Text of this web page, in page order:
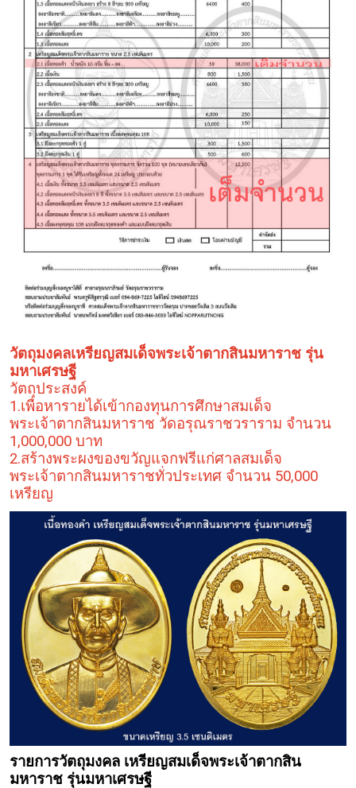
วัตถุมงคลเหรียญสมเด็จพระเจ้าตากสินมหาราช รุ่น
มหาเศรษฐี
วัตถุประสงค์
1.เพื่อหารายได้เข้ากองทุนการศึกษาสมเด็จ
พระเจ้าตากสินมหาราช วัดอรุณราชวราราม จำนวน
1,000,000 บาท
2.สร้างพระผงของขวัญแจกฟรีแก่ศาลสมเด็จ
พระเจ้าตากสินมหาราชทั่วประเทศ จำนวน 50,000
เหรียญ
รายการวัตถุมงคล เหรียญสมเด็จพระเจ้าตากสิน
มหาราช รุ่นมหาเศรษฐี